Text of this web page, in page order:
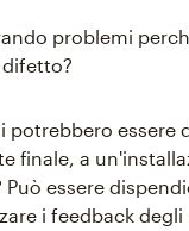
problemi
potrebbero essere
finale, a
essere
i feedback